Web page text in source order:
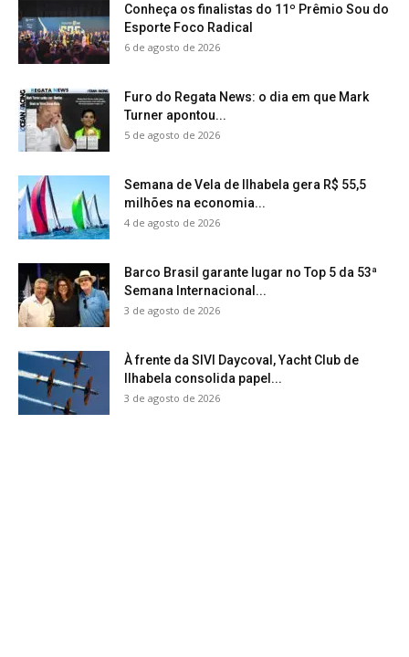
Conheça os finalistas do 11º Prêmio Sou do
Esporte Foco Radical
6 de agosto de 2026
Furo do Regata News: o dia em que Mark
Turner apontou...
5 de agosto de 2026
Semana de Vela de Ilhabela gera R$ 55,5
milhões na economia...
4 de agosto de 2026
Barco Brasil garante lugar no Top 5 da 53ª
Semana Internacional...
3 de agosto de 2026
À frente da SIVI Daycoval, Yacht Club de
Ilhabela consolida papel...
3 de agosto de 2026